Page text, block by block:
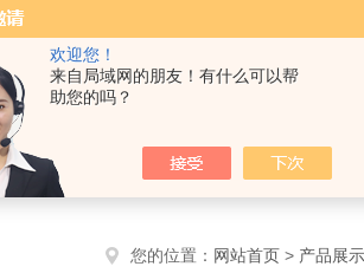
欢迎您！
来自局域网的朋友！有什么可以帮
助您的吗？
您的位置： 网站首页 > 产品展示